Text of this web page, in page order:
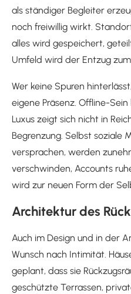
als ständiger Begleiter
noch freiwillig wirkt.
alles wird gespeichert,
Umfeld wird der Entzug
Wer keine Spuren
eigene Präsenz. Offline-
Luxus zeigt sich nicht in
Begrenzung. Selbst soziale
versprachen, werden
verschwinden, Accounts
wird zur neuen Form der
Architektur des
Auch im Design und in der
Wunsch nach Intimität.
geplant, dass sie
geschützte Terrassen,